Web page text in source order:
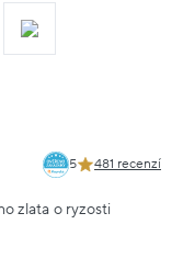
5 481 recenzí
zlata o ryzosti